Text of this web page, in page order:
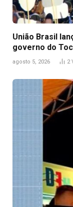
União Brasil
governo do
agosto 5, 2026 2